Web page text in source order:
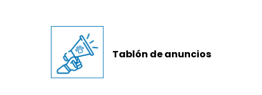
Tablón de anuncios